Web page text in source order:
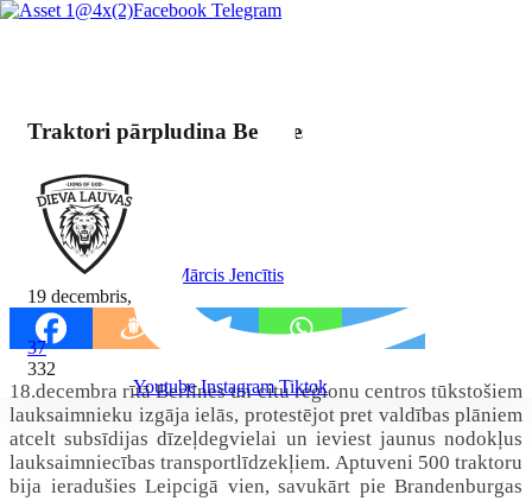
Facebook Telegram
Youtube Instagram Tiktok
Traktori pārpludina Berlīnes centru
By Mārcis Jencītis
19 decembris, 2023
37
332
18.decembra rītā Berlīnes un citu reģionu centros tūkstošiem
lauksaimnieku izgāja ielās, protestējot pret valdības plāniem
atcelt subsīdijas dīzeļdegvielai un ieviest jaunus nodokļus
lauksaimniecības transportlīdzekļiem. Aptuveni 500 traktoru
bija ieradušies Leipcigā vien, savukārt pie Brandenburgas